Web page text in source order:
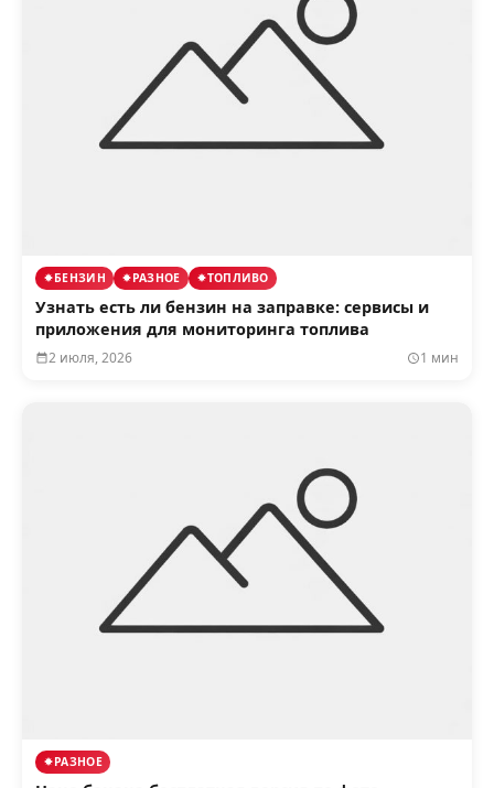
БЕНЗИН РАЗНОЕ ТОПЛИВО
Узнать есть ли бензин на заправке: сервисы и
приложения для мониторинга топлива
2 июля, 2026 1 мин
РАЗНОЕ